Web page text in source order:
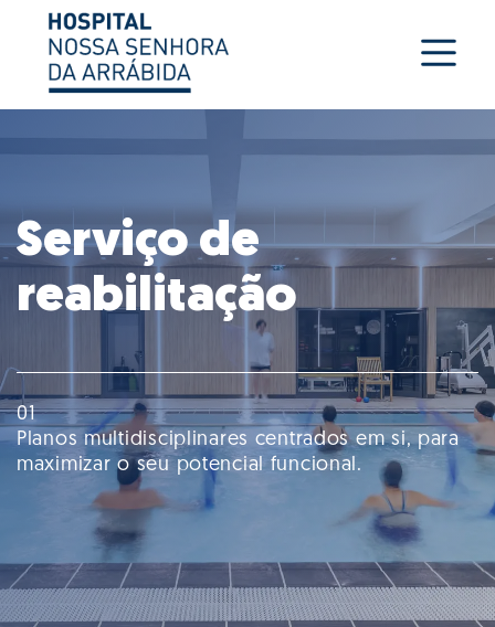
Serviço de
reabilitação
01
Planos multidisciplinares centrados em si, para
maximizar o seu potencial funcional.